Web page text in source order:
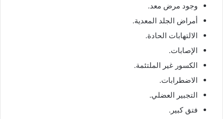
وجود مرض معد.
أمراض الجلد المعدية.
الالتهابات الحادة.
الإصابات.
الكسور غير الملتئمة.
الاضطرابات.
التجبير العضلي.
فتق كبير.